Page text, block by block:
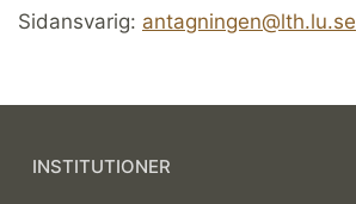
Sidansvarig: antagningen@lth.lu.se
INSTITUTIONER